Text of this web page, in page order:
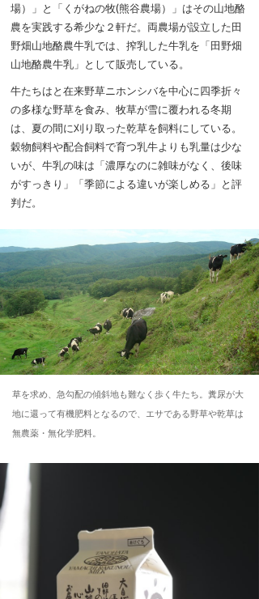
場）」と「くがねの牧(熊谷農場）」はその山地酪
農を実践する希少な２軒だ。両農場が設立した田
野畑山地酪農牛乳では、搾乳した牛乳を「田野畑
山地酪農牛乳」として販売している。
牛たちはと在来野草ニホンシバを中心に四季折々
の多様な野草を食み、牧草が雪に覆われる冬期
は、夏の間に刈り取った乾草を飼料にしている。
穀物飼料や配合飼料で育つ乳牛よりも乳量は少な
いが、牛乳の味は「濃厚なのに雑味がなく、後味
がすっきり」「季節による違いが楽しめる」と評
判だ。
草を求め、急勾配の傾斜地も難なく歩く牛たち。糞尿が大
地に還って有機肥料となるので、エサである野草や乾草は
無農薬・無化学肥料。